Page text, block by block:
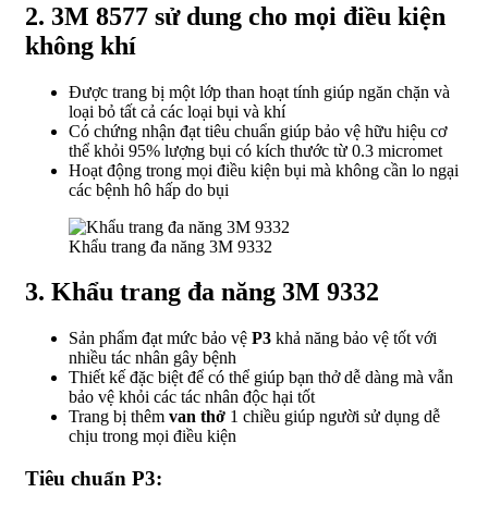
2. 3M 8577 sử dung cho mọi điều kiện
không khí
Được trang bị một lớp than hoạt tính giúp ngăn chặn và
loại bỏ tất cả các loại bụi và khí
Có chứng nhận đạt tiêu chuẩn giúp bảo vệ hữu hiệu cơ
thể khỏi 95% lượng bụi có kích thước từ 0.3 micromet
Hoạt động trong mọi điều kiện bụi mà không cần lo ngại
các bệnh hô hấp do bụi
Khẩu trang đa năng 3M 9332
3. Khẩu trang đa năng 3M 9332
Sản phẩm đạt mức bảo vệ P3 khả năng bảo vệ tốt với
nhiều tác nhân gây bệnh
Thiết kế đặc biệt để có thể giúp bạn thở dễ dàng mà vẫn
bảo vệ khỏi các tác nhân độc hại tốt
Trang bị thêm van thở 1 chiều giúp người sử dụng dễ
chịu trong mọi điều kiện
Tiêu chuẩn P3: